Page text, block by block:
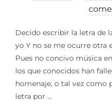
Decido escribir la letra de
yo Y no se me ocurre otra
Pues no concivo música
los que conocidos han
homenaje, o tal vez como
letra por …